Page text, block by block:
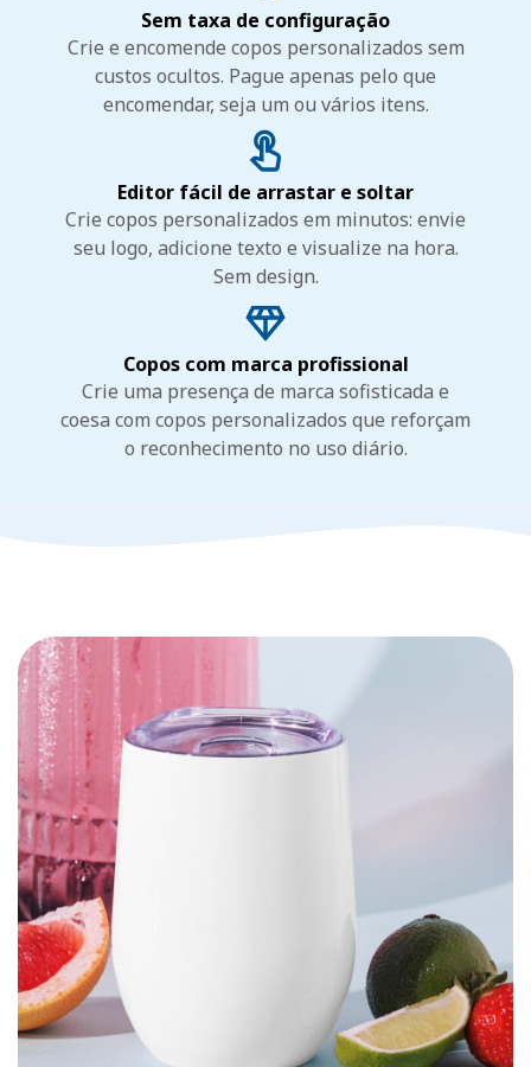
Sem taxa de configuração
Crie e encomende copos personalizados sem
custos ocultos. Pague apenas pelo que
encomendar, seja um ou vários itens.
Editor fácil de arrastar e soltar
Crie copos personalizados em minutos: envie
seu logo, adicione texto e visualize na hora.
Sem design.
Copos com marca profissional
Crie uma presença de marca sofisticada e
coesa com copos personalizados que reforçam
o reconhecimento no uso diário.